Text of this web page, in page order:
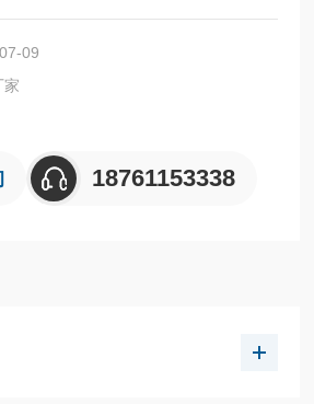
料制成所需颗粒，特别适用粘性较高的
09
家
18761153338